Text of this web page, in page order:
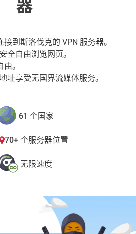
器
到斯洛伐克的 VPN 服务器。
全自由浏览网页。
。
址享受无国界流媒体服务。
61 个国家
70+ 个服务器位置
无限速度